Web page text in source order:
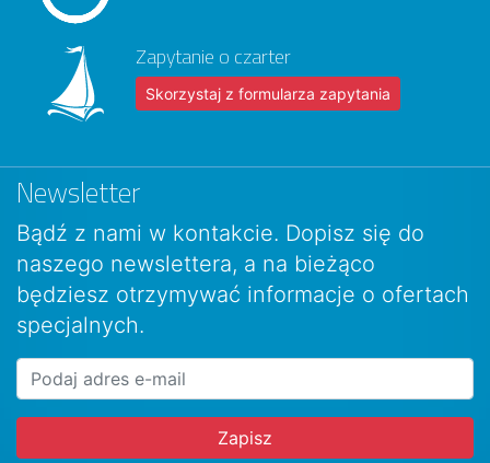
Zapytanie o czarter
Skorzystaj z formularza zapytania
Newsletter
Bądź z nami w kontakcie. Dopisz się do
naszego newslettera, a na bieżąco
będziesz otrzymywać informacje o ofertach
specjalnych.